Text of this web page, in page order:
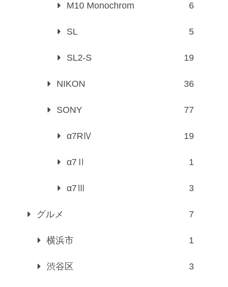
M10 Monochrom 6
SL 5
SL2-S 19
NIKON 36
SONY 77
α7RⅣ 19
α7Ⅱ 1
α7Ⅲ 3
グルメ 7
横浜市 1
渋谷区 3